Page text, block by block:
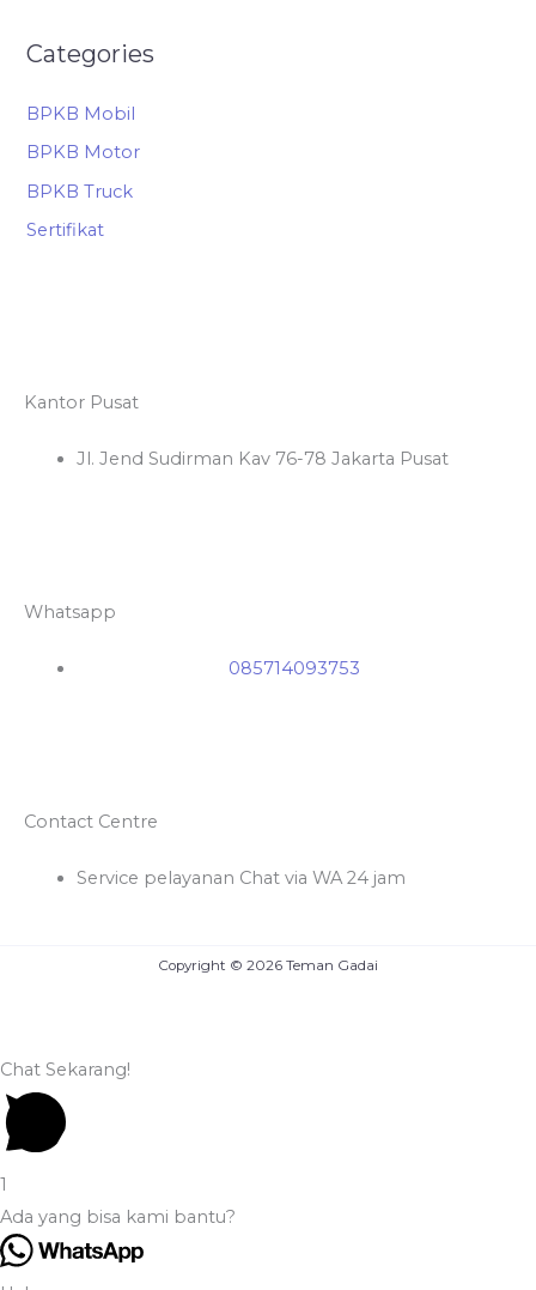
Categories
BPKB Mobil
BPKB Motor
BPKB Truck
Sertifikat
Kantor Pusat
Jl. Jend Sudirman Kav 76-78 Jakarta Pusat
Whatsapp
085714093753
Contact Centre
Service pelayanan Chat via WA 24 jam
Copyright © 2026 Teman Gadai
Chat Sekarang!
1
Ada yang bisa kami bantu?